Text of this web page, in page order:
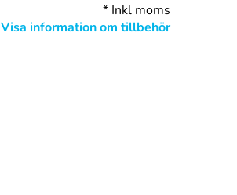
* Inkl moms
Visa information om tillbehör